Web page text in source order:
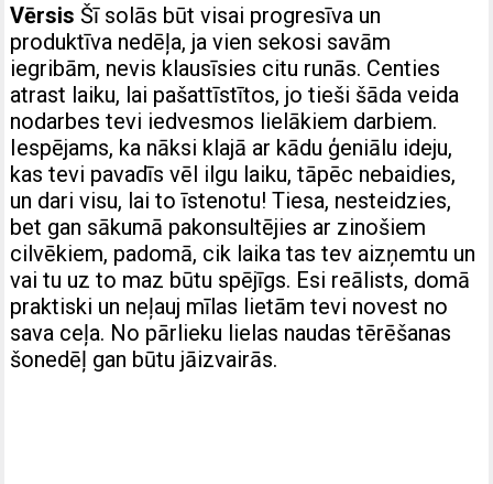
Vērsis Šī solās būt visai progresīva un
produktīva nedēļa, ja vien sekosi savām
iegribām, nevis klausīsies citu runās. Centies
atrast laiku, lai pašattīstītos, jo tieši šāda veida
nodarbes tevi iedvesmos lielākiem darbiem.
Iespējams, ka nāksi klajā ar kādu ģeniālu ideju,
kas tevi pavadīs vēl ilgu laiku, tāpēc nebaidies,
un dari visu, lai to īstenotu! Tiesa, nesteidzies,
bet gan sākumā pakonsultējies ar zinošiem
cilvēkiem, padomā, cik laika tas tev aizņemtu un
vai tu uz to maz būtu spējīgs. Esi reālists, domā
praktiski un neļauj mīlas lietām tevi novest no
sava ceļa. No pārlieku lielas naudas tērēšanas
šonedēļ gan būtu jāizvairās.